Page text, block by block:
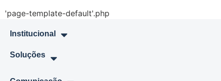
'page-template-default'.php
Institucional
Soluções